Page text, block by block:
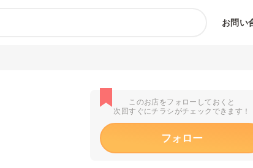
お問い
このお店をフォローしておくと
次回すぐにチラシがチェックできます！
フォロー